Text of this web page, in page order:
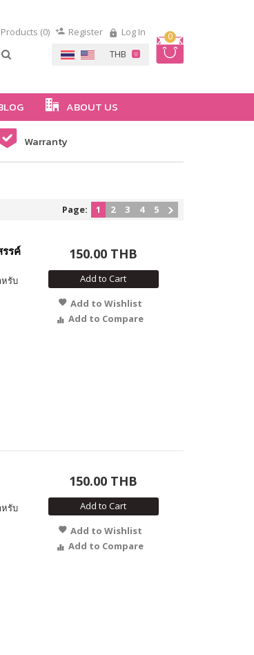
0
(0) Register Log In
ABOUT US
Warranty
Page: 1 2 3 4 5
รค์
รับ
150.00 THB
Add to Cart
Add to Wishlist
Add to Compare
รับ
150.00 THB
Add to Cart
Add to Wishlist
Add to Compare